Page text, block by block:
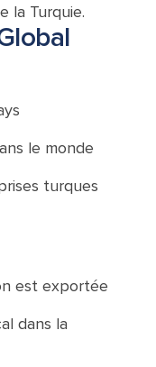
la Turquie.
le monde
turques
est exportée
dans la